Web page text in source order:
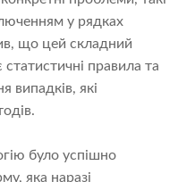
у рядках
що цей складний
правила та
випадків, які
було успішно
яка наразі